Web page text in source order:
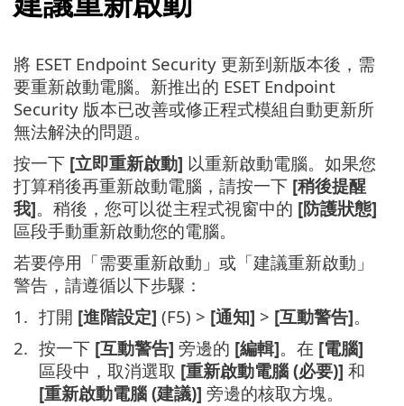
將 ESET Endpoint Security 更新到新版本後，需
要重新啟動電腦。新推出的 ESET Endpoint
Security 版本已改善或修正程式模組自動更新所
無法解決的問題。
按一下 [立即重新啟動] 以重新啟動電腦。如果您
打算稍後再重新啟動電腦，請按一下 [稍後提醒
我]。稍後，您可以從主程式視窗中的 [防護狀態]
區段手動重新啟動您的電腦。
若要停用「需要重新啟動」或「建議重新啟動」
警告，請遵循以下步驟：
打開 [進階設定] (F5) > [通知] > [互動警告]。
按一下 [互動警告] 旁邊的 [編輯]。在 [電腦]
區段中，取消選取 [重新啟動電腦 (必要)] 和
[重新啟動電腦 (建議)] 旁邊的核取方塊。